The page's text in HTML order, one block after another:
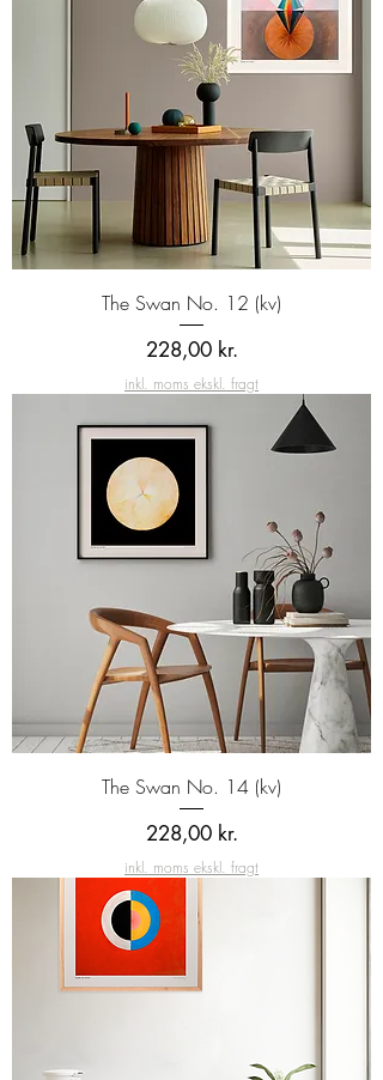
The Swan No. 12 (kv)
Pris
228,00 kr.
inkl. moms ekskl. fragt
The Swan No. 14 (kv)
Pris
228,00 kr.
inkl. moms ekskl. fragt